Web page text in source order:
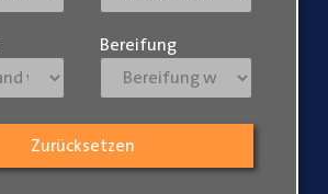
Bereifung
Zurücksetzen